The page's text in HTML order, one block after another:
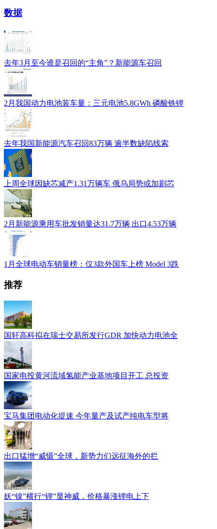
数据
去年3月至今谁是召回的“主角”？新能源车召回
2月我国动力电池装车量：三元电池5.8GWh 磷酸铁锂
去年我国新能源汽车召回83万辆 逾半数缺陷线索
上周全球因缺芯减产1.31万辆车 俄乌局势或加剧芯
2月新能源乘用车批发销量达31.7万辆 出口4.53万辆
1月全球电动车销量榜：仅3款外国车上榜 Model 3跌
推荐
国轩高科拟在瑞士交易所发行GDR 加快动力电池全
国家电投黄河流域氢能产业基地项目开工 总投资
宝马集团电动化提速 今年量产及试产纯电车型将
出口猛增“威慑”全球，新势力们远征海外的拦
妖“镍”横行“锂”显神威，价格暴涨锂电上下